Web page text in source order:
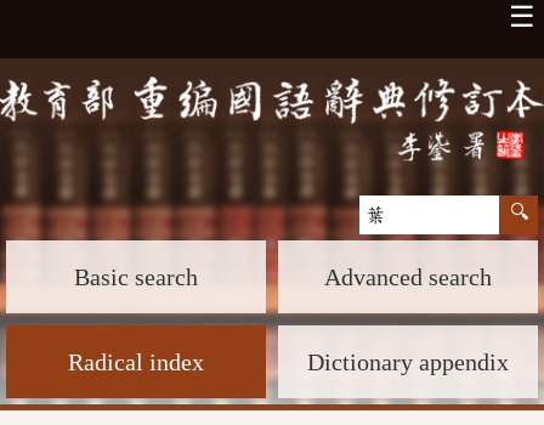
☰
Basic search Advanced search
Radical index Dictionary appendix